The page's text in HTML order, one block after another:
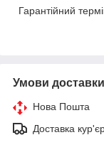
Гарантійний
Умови доставки
Нова Пошта
Доставка